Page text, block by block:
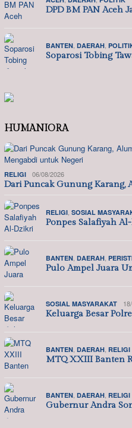
DPD BM PAN Aceh
BANTEN DAERAH
Soparosi Tobing
HUMANIORA
RELIGI 06/08/2026
Dari Puncak Gunung Karang,
RELIGI SOSIAL
Ponpes Salafiyah
BANTEN DAERAH
Pulo Ampel Juara
SOSIAL MASYARAKAT
Keluarga Besar
BANTEN DAERAH RELIGI
MTQ XXIII Banten
BANTEN DAERAH RELIGI
Gubernur Andra